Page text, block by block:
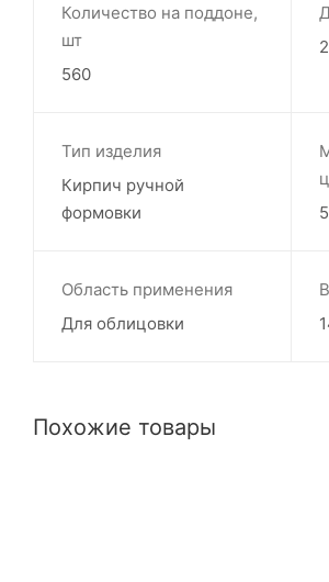
Количество на поддоне,
шт
560
Тип изделия
Кирпич ручной
формовки
Область применения
Для облицовки
Похожие товары